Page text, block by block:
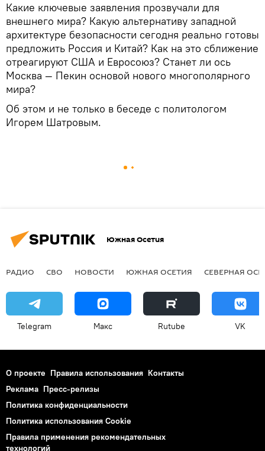
Какие ключевые заявления прозвучали для
внешнего мира? Какую альтернативу западной
архитектуре безопасности сегодня реально готовы
предложить Россия и Китай? Как на это сближение
отреагируют США и Евросоюз? Станет ли ось
Москва — Пекин основой нового многополярного
мира?
Об этом и не только в беседе с политологом
Игорем Шатровым.
Южная Осетия
РАДИО СВО НОВОСТИ ЮЖНАЯ ОСЕТИЯ СЕВЕРНАЯ
Telegram Макс Rutube VK
О проекте Правила использования Контакты
Реклама Пресс-релизы
Политика конфиденциальности
Политика использования Cookie
Правила применения рекомендательных
технологий